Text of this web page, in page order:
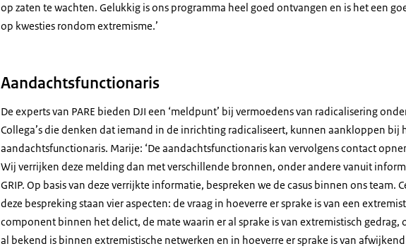
op zaten te wachten. Gelukkig is ons programma heel goed ontvangen en is het een
op kwesties rondom extremisme.’
Aandachtsfunctionaris
De experts van PARE bieden DJI een ‘meldpunt’ bij vermoedens van radicalisering
Collega’s die denken dat iemand in de inrichting radicaliseert, kunnen aankloppen bij
aandachtsfunctionaris. Marije: ‘De aandachtsfunctionaris kan vervolgens contact
Wij verrijken deze melding dan met verschillende bronnen, onder andere vanuit
GRIP. Op basis van deze verrijkte informatie, bespreken we de casus binnen ons team.
deze bespreking staan vier aspecten: de vraag in hoeverre er sprake is van een
component binnen het delict, de mate waarin er al sprake is van extremistisch gedrag,
al bekend is binnen extremistische netwerken en in hoeverre er sprake is van